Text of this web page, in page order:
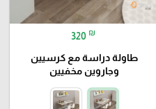
320 ₪
طاولة دراسة مع كرسيين
وجاروين مخفيين